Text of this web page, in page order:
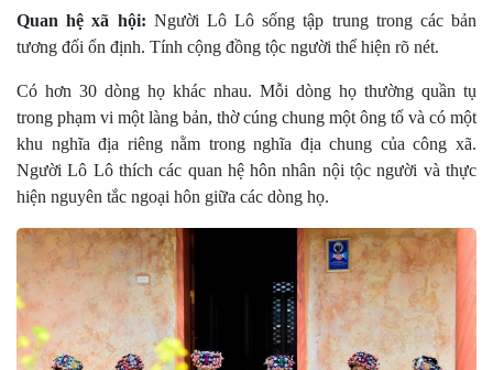
Quan hệ xã hội: Người Lô Lô sống tập trung trong các bản
tương đối ổn định. Tính cộng đồng tộc người thể hiện rõ nét.
Có hơn 30 dòng họ khác nhau. Mỗi dòng họ thường quần tụ
trong phạm vi một làng bản, thờ cúng chung một ông tổ và có một
khu nghĩa địa riêng nằm trong nghĩa địa chung của công xã.
Người Lô Lô thích các quan hệ hôn nhân nội tộc người và thực
hiện nguyên tắc ngoại hôn giữa các dòng họ.